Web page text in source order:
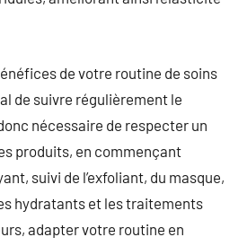
de votre routine de soins
de suivre régulièrement le
nécessaire de respecter un
produits, en commençant
suivi de l’exfoliant, du masque,
hydratants et les traitements
adapter votre routine en